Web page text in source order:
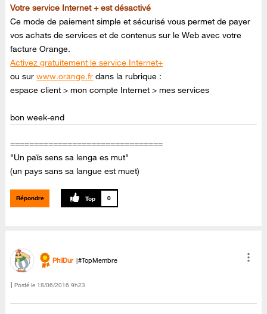
Votre service Internet + est désactivé
Ce mode de paiement simple et sécurisé vous permet de payer
vos achats de services et de contenus sur le Web avec votre
facture Orange.
Activez gratuitement le service Internet+
ou surwww.orange.fr dans la rubrique :
espace client > mon compte Internet > mes services
bon week-end
================================
"Un païs sens sa lenga es mut"
(un pays sans sa langue est muet)
Répondre 0
PhilDur #TopMembre
Posté le ‎18/06/2016 9h23